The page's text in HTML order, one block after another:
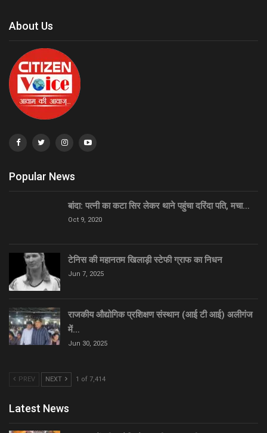
About Us
Popular News
बांदा: पत्नी का कटा सिर लेकर थाने पहुंचा दरिंदा पति, मचा…
Oct 9, 2020
टेनिस की महानतम खिलाड़ी स्टेफी ग्राफ का निधन
Jun 7, 2025
राजकीय औद्योगिक प्रशिक्षण संस्थान (आई टी आई) अलीगंज
में…
Jun 30, 2025
PREV NEXT 1 of 7,414
Latest News